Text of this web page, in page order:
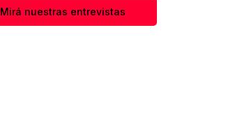
Mirá nuestras entrevistas